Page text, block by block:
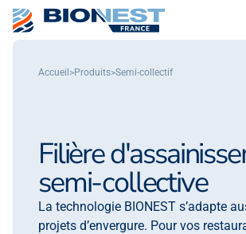
Accueil >Produits>Semi-collectif
Filière
semi-collective
La technologie BIONEST s’adapte
projets d’envergure. Pour vos